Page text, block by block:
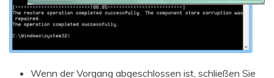
Wenn der Vorgang abgeschlossen ist, schließen Sie